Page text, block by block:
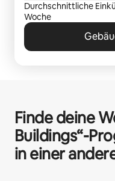
Durchschnittliche
Woche
Finde deine
Buildings“-
in einer